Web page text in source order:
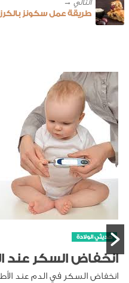
طريقة عمل سكونز بالكرز
الولادة
أو نقص سكر